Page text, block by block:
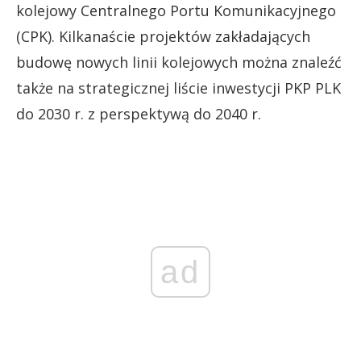
kolejowy Centralnego Portu Komunikacyjnego
(CPK). Kilkanaście projektów zakładających
budowę nowych linii kolejowych można znaleźć
także na strategicznej liście inwestycji PKP PLK
do 2030 r. z perspektywą do 2040 r.
ad